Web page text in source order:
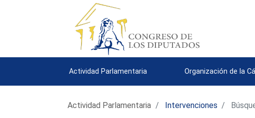
Actividad Parlamentaria Organización de la
Actividad Parlamentaria Intervenciones